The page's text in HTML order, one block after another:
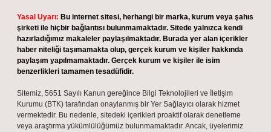
Yasal Uyarı: Bu internet sitesi, herhangi bir marka, kurum veya şahıs
şirketi ile hiçbir bağlantısı bulunmamaktadır. Sitede yalnızca kendi
hazırladığımız makaleler paylaşılmaktadır. Burada yer alan içerikler
haber niteliği taşımamakta olup, gerçek kurum ve kişiler hakkında
paylaşım yapılmamaktadır. Gerçek kurum ve kişiler ile isim
benzerlikleri tamamen tesadüfidir.
Sitemiz, 5651 Sayılı Kanun gereğince Bilgi Teknolojileri ve İletişim
Kurumu (BTK) tarafından onaylanmış bir Yer Sağlayıcı olarak hizmet
vermektedir. Bu nedenle, sitedeki içerikleri proaktif olarak denetleme
veya araştırma yükümlülüğümüz bulunmamaktadır. Ancak, üyelerimiz